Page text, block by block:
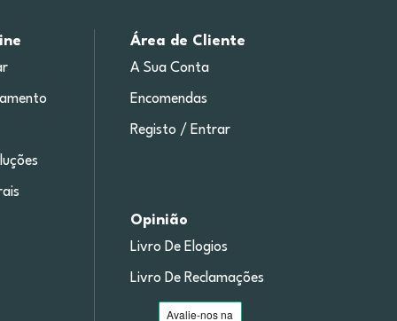
Área de Cliente
A Sua Conta
Encomendas
Registo / Entrar
Opinião
Livro De Elogios
Livro De Reclamações